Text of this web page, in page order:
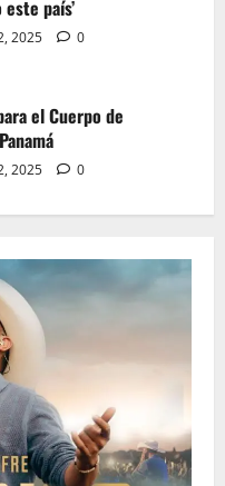
país’
2025 0
el Cuerpo de
2025 0